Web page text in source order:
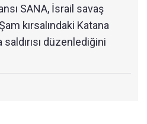
AÇIKLAMA
SAVUNMA BAKANLIĞI'NI VUR
SANA, İsrail savaş
kırsalındaki Katana
saldırısı düzenlediğini